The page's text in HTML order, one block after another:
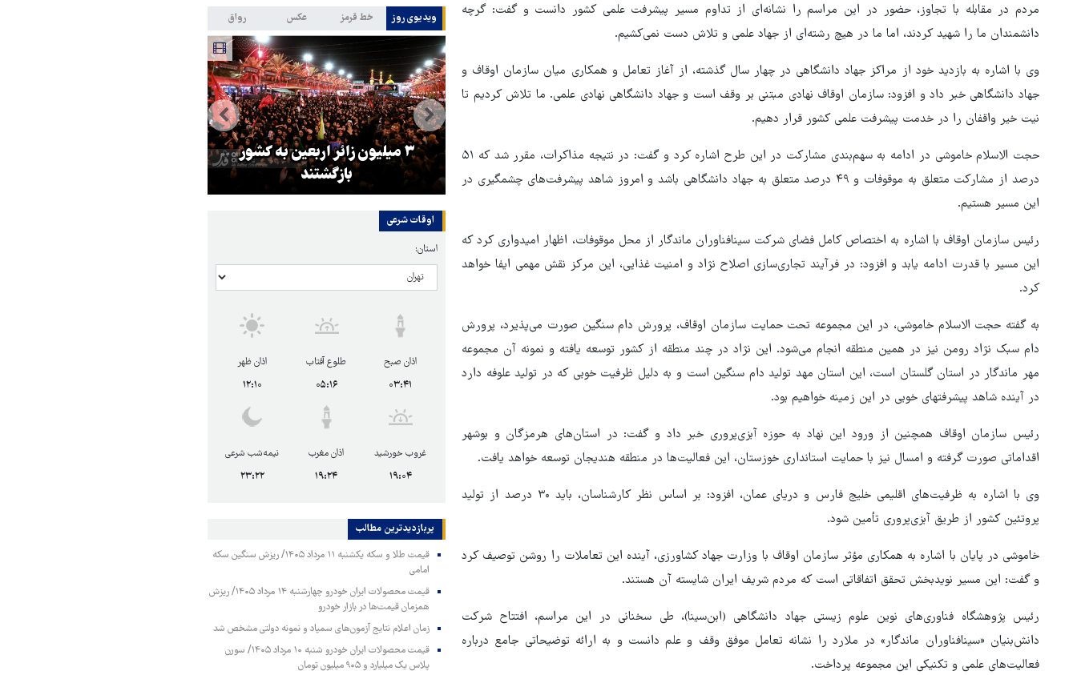
مردم در مقابله با تجاوز، حضور در این مراسم را نشانه‌ای از تداوم مسیر پیشرفت علمی کشور دانست و گفت: گرچه
دانشمندان ما را شهید کردند، اما ما در هیچ رشته‌ای از جهاد علمی و تلاش دست نمی‌کشیم.
وی با اشاره به بازدید خود از مراکز جهاد دانشگاهی در چهار سال گذشته، از آغاز تعامل و همکاری میان سازمان اوقاف و
جهاد دانشگاهی خبر داد و افزود: سازمان اوقاف نهادی مبتنی بر وقف است و جهاد دانشگاهی نهادی علمی. ما تلاش کردیم تا
نیت خیر واقفان را در خدمت پیشرفت علمی کشور قرار دهیم.
حجت الاسلام خاموشی در ادامه به سهم‌بندی مشارکت در این طرح اشاره کرد و گفت: در نتیجه مذاکرات، مقرر شد که ۵۱
درصد از مشارکت متعلق به موقوفات و ۴۹ درصد متعلق به جهاد دانشگاهی باشد و امروز شاهد پیشرفت‌های چشمگیری در
این مسیر هستیم.
رئیس سازمان اوقاف با اشاره به اختصاص کامل فضای شرکت سینافناوران ماندگار از محل موقوفات، اظهار امیدواری کرد که
این مسیر با قدرت ادامه یابد و افزود: در فرآیند تجاری‌سازی اصلاح نژاد و امنیت غذایی، این مرکز نقش مهمی ایفا خواهد
کرد.
به گفته حجت الاسلام خاموشی، در این مجموعه تحت حمایت سازمان اوقاف، پرورش دام سنگین صورت می‌پذیرد، پرورش
دام سبک نژاد رومن نیز در همین منطقه انجام می‌شود. این نژاد در چند منطقه از کشور توسعه یافته و نمونه آن مجموعه
مهر ماندگار در استان گلستان است، این استان مهد تولید دام سنگین است و به دلیل ظرفیت خوبی که در تولید علوفه دارد
در آینده شاهد پیشرفتهای خوبی در این زمینه خواهیم بود.
رئیس سازمان اوقاف همچنین از ورود این نهاد به حوزه آبزی‌پروری خبر داد و گفت: در استان‌های هرمزگان و بوشهر
اقداماتی صورت گرفته و امسال نیز با حمایت استانداری خوزستان، این فعالیت‌ها در منطقه هندیجان توسعه خواهد یافت.
وی با اشاره به ظرفیت‌های اقلیمی خلیج فارس و دریای عمان، افزود: بر اساس نظر کارشناسان، باید ۳۰ درصد از تولید
پروتئین کشور از طریق آبزی‌پروری تأمین شود.
خاموشی در پایان با اشاره به همکاری مؤثر سازمان اوقاف با وزارت جهاد کشاورزی، آینده این تعاملات را روشن توصیف کرد
و گفت: این مسیر نویدبخش تحقق اتفاقاتی است که مردم شریف ایران شایسته آن هستند.
رئیس پژوهشگاه فناوری‌های نوین علوم زیستی جهاد دانشگاهی (ابن‌سینا)، طی سخنانی در این مراسم، افتتاح شرکت
دانش‌بنیان «سینافناوران ماندگار» در ملارد را نشانه تعامل موفق وقف و علم دانست و به ارائه توضیحاتی جامع درباره
فعالیت‌های علمی و تکنیکی این مجموعه پرداخت.
ویدیوی روز خط قرمز عکس رواق
هماهنگی محور مقاومت، آمریکا را
در منطقه درمانده کرد
ترامپ نماد فساد، اقتدارگرایی و
جنگ‌طلبی است!
۳ میلیون زائر اربعین به کشور
بازگشتند
اوقات شرعی
استان:
اذان صبح
۰۳:۴۱
طلوع آفتاب
۰۵:۱۶
اذان ظهر
۱۲:۱۰
غروب خورشید
۱۹:۰۴
اذان مغرب
۱۹:۲۴
نیمه‌شب شرعی
۲۳:۲۲
پربازدیدترین‌ مطالب
قیمت طلا و سکه یکشنبه ۱۱ مرداد ۱۴۰۵/ ریزش سنگین سکه
امامی
قیمت محصولات ایران خودرو چهارشنبه ۱۴ مرداد ۱۴۰۵/ ریزش
همزمان قیمت‌ها در بازار خودرو
زمان اعلام نتایج آزمون‌های سمپاد و نمونه دولتی مشخص شد
قیمت محصولات ایران خودرو شنبه ۱۰ مرداد ۱۴۰۵/ سورن
پلاس یک میلیارد و ۹۰۵ میلیون تومان